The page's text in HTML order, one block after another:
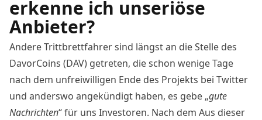
erkenne ich unseriöse
Anbieter?
Andere Trittbrettfahrer sind längst an die Stelle des
DavorCoins (DAV) getreten, die schon wenige Tage
nach dem unfreiwilligen Ende des Projekts bei Twitter
und anderswo angekündigt haben, es gebe „gute
Nachrichten“ für uns Investoren. Nach dem Aus dieser